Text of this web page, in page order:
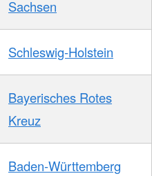
Sachsen
Schleswig-Holstein
Bayerisches Rotes
Kreuz
Baden-Württemberg